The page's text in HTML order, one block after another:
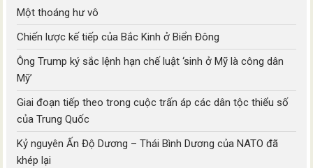
Một thoáng hư vô
Chiến lược kế tiếp của Bắc Kinh ở Biển Đông
Ông Trump ký sắc lệnh hạn chế luật ‘sinh ở Mỹ là công dân
Mỹ’
Giai đoạn tiếp theo trong cuộc trấn áp các dân tộc thiểu số
của Trung Quốc
Kỷ nguyên Ấn Độ Dương – Thái Bình Dương của NATO đã
khép lại